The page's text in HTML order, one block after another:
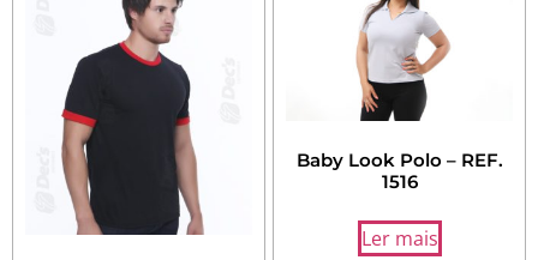
Baby Look Polo – REF.
1516
Ler mais